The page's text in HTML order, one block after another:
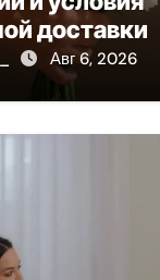
доставки
Авг 6, 2026